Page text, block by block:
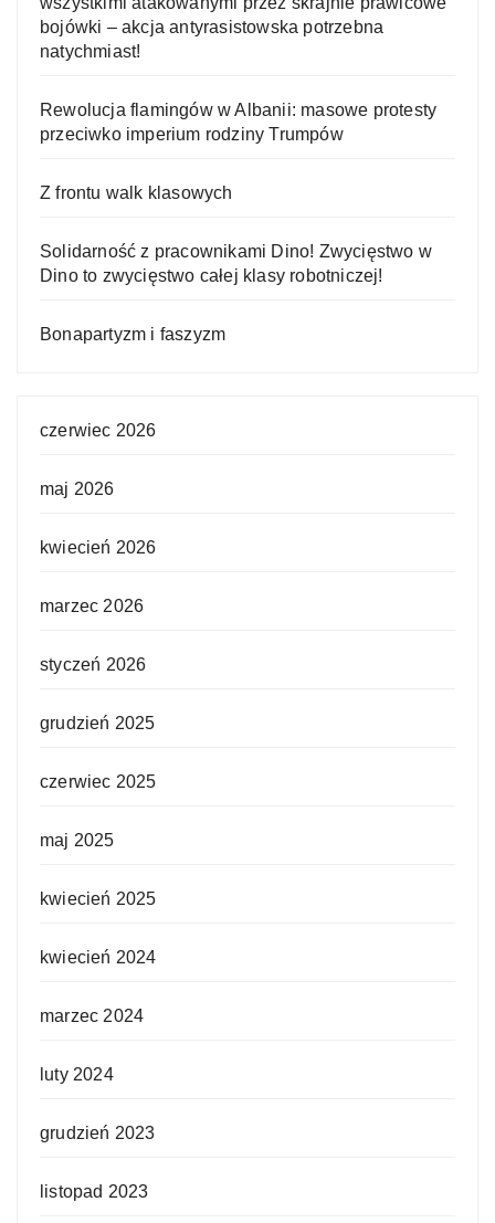
bojówki – akcja antyrasistowska potrzebna
natychmiast!
Rewolucja flamingów w Albanii: masowe protesty
przeciwko imperium rodziny Trumpów
Z frontu walk klasowych
Solidarność z pracownikami Dino! Zwycięstwo w
Dino to zwycięstwo całej klasy robotniczej!
Bonapartyzm i faszyzm
czerwiec 2026
maj 2026
kwiecień 2026
marzec 2026
styczeń 2026
grudzień 2025
czerwiec 2025
maj 2025
kwiecień 2025
kwiecień 2024
marzec 2024
luty 2024
grudzień 2023
listopad 2023